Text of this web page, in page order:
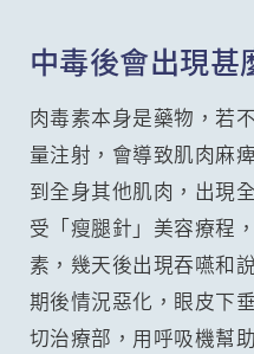
中毒後會出現甚
肉毒素本身是藥物，若
量注射，會導致肌肉麻
到全身其他肌肉，出現
受「瘦腿針」美容療程
素，幾天後出現吞嚥和
期後情況惡化，眼皮下
切治療部，用呼吸機幫